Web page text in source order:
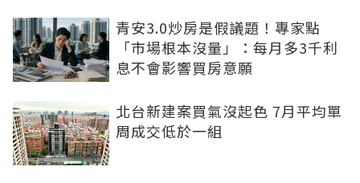
青安3.0炒房是假議題！專家點
「市場根本沒量」：每月多3千利
息不會影響買房意願
北台新建案買氣沒起色 7月平均單
周成交低於一組